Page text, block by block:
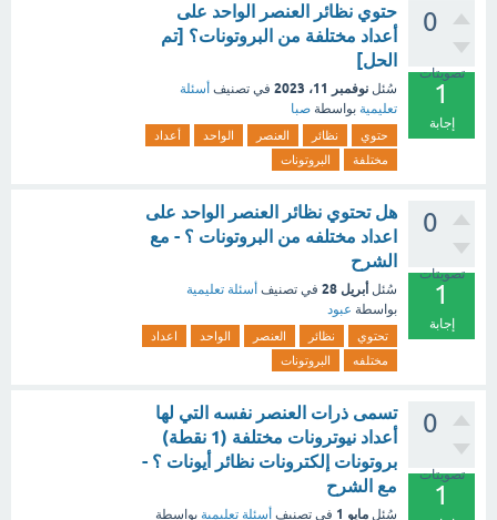
0
تصويتات
1
إجابة
حتوي نظائر العنصر الواحد على
أعداد مختلفة من البروتونات؟ [تم
الحل]
سُئل نوفمبر 11، 2023 في تصنيف أسئلة
تعليمية بواسطة صبا
حتوي نظائر العنصر الواحد
أعداد
مختلفة
البروتونات
0
تصويتات
1
إجابة
هل تحتوي نظائر العنصر الواحد على
اعداد مختلفه من البروتونات ؟ - مع
الشرح
سُئل أبريل 28 في تصنيف أسئلة تعليمية
بواسطة عبود
تحتوي نظائر العنصر الواحد
اعداد
مختلفه
البروتونات
0
تصويتات
1
تسمى ذرات العنصر نفسه التي لها
أعداد نيوترونات مختلفة (1 نقطة)
بروتونات إلكترونات نظائر أيونات ؟ -
مع الشرح
سُئل مايو 1 في تصنيف أسئلة تعليمية بواسطة